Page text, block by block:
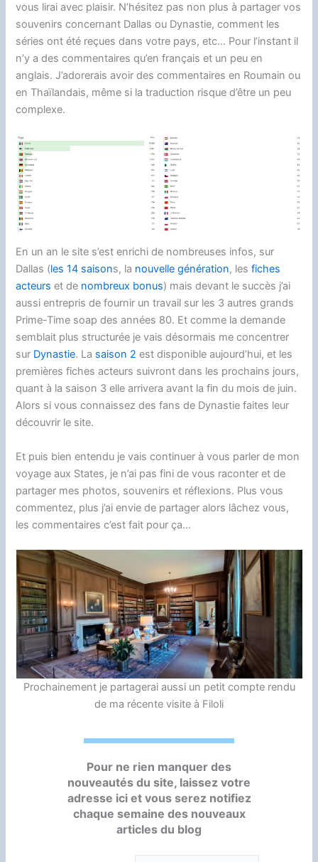
vous lirai avec plaisir. N’hésitez pas non plus à partager vos
souvenirs concernant Dallas ou Dynastie, comment les
séries ont été reçues dans votre pays, etc… Pour l’instant il
n’y a des commentaires qu’en français et un peu en
anglais. J’adorerais avoir des commentaires en Roumain ou
en Thaïlandais, même si la traduction risque d’être un peu
complexe.
En un an le site s’est enrichi de nombreuses infos, sur
Dallas (les 14 saisons, la nouvelle génération, lesfiches
acteurs et de nombreux bonus) mais devant le succès j’ai
aussi entrepris de fournir un travail sur les 3 autres grands
Prime-Time soap des années 80. Et comme la demande
semblait plus structurée je vais désormais me concentrer
sur Dynastie. La saison 2 est disponible aujourd’hui, et les
premières fiches acteurs suivront dans les prochains jours,
quant à la saison 3 elle arrivera avant la fin du mois de juin.
Alors si vous connaissez des fans de Dynastie faites leur
découvrir le site.
Et puis bien entendu je vais continuer à vous parler de mon
voyage aux States, je n’ai pas fini de vous raconter et de
partager mes photos, souvenirs et réflexions. Plus vous
commentez, plus j’ai envie de partager alors lâchez vous,
les commentaires c’est fait pour ça…
Prochainement je partagerai aussi un petit compte rendu
de ma récente visite à Filoli
Pour ne rien manquer des
nouveautés du site, laissez votre
adresse ici et vous serez notifiez
chaque semaine des nouveaux
articles du blog